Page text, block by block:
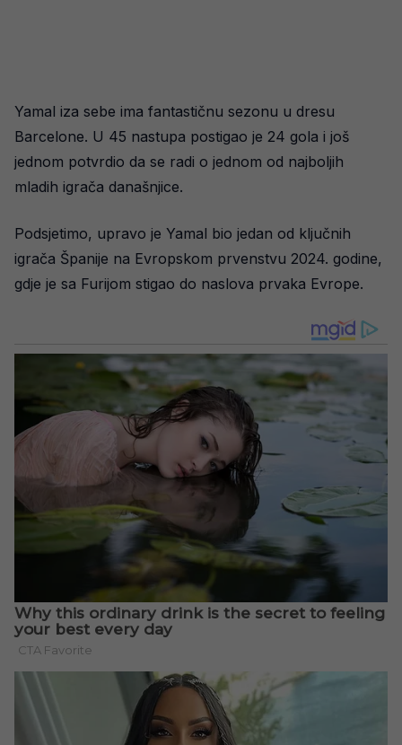
Yamal iza sebe ima fantastičnu sezonu u dresu
Barcelone. U 45 nastupa postigao je 24 gola i još
jednom potvrdio da se radi o jednom od najboljih
mladih igrača današnjice.
Podsjetimo, upravo je Yamal bio jedan od ključnih
igrača Španije na Evropskom prvenstvu 2024. godine,
gdje je sa Furijom stigao do naslova prvaka Evrope.